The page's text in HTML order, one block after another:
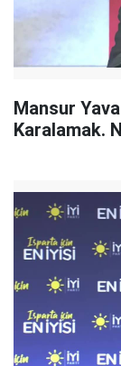
Mansur
Karalamak.